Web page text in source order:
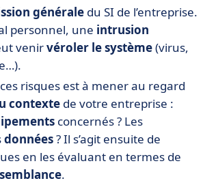
générale du SI de l’entreprise.
personnel, une intrusion
venirvéroler le système(virus,
risques est à mener au regard
contexte de votre entreprise :
concernés ? Les
données? Il s’agit ensuite de
en les évaluant en termes de
.